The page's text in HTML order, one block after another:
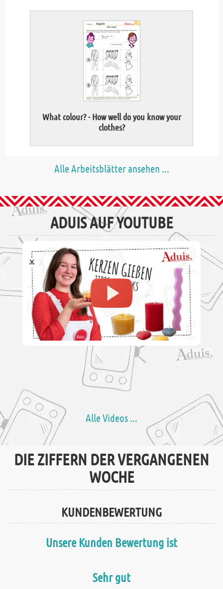
What colour? - How well do you know your
clothes?
Alle Arbeitsblätter ansehen ...
ADUIS AUF YOUTUBE
Alle Videos ...
DIE ZIFFERN DER VERGANGENEN
WOCHE
KUNDENBEWERTUNG
Unsere Kunden Bewertung ist
Sehr gut